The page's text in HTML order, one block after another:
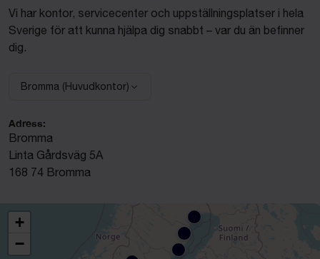
Vi har kontor, servicecenter och uppställningsplatser i hela
Sverige för att kunna hjälpa dig snabbt – var du än befinner
dig.
Välj anläggning:
Bromma (Huvudkontor)
Adress:
Bromma
Linta Gårdsväg 5A
168 74 Bromma
+
−